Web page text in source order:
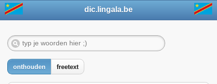
dic.lingala.be
onthouden freetext